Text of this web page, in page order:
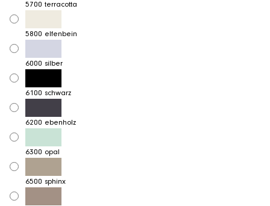
5700 terracotta
5800 elfenbein
6000 silber
6100 schwarz
6200 ebenholz
6300 opal
6500 sphinx